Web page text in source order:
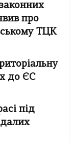
про
ТЦК
до ЄС
під